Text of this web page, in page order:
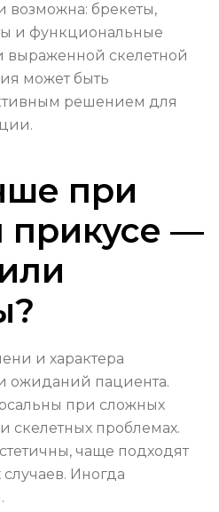
возможна: брекеты,
и функциональные
выраженной скелетной
может быть
решением для
при
прикусе —
и характера
ожиданий пациента.
при сложных
скелетных проблемах.
чаще подходят
Иногда